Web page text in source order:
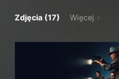
Zdjęcia (17) Więcej